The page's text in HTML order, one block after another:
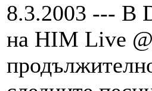
8.3.2003 --- В
на HIM Live